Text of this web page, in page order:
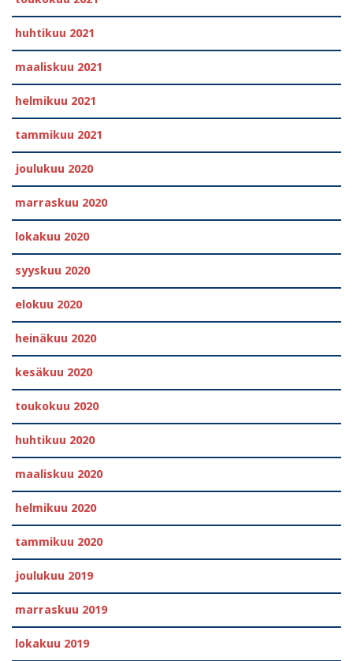
huhtikuu 2021
maaliskuu 2021
helmikuu 2021
tammikuu 2021
joulukuu 2020
marraskuu 2020
lokakuu 2020
syyskuu 2020
elokuu 2020
heinäkuu 2020
kesäkuu 2020
toukokuu 2020
huhtikuu 2020
maaliskuu 2020
helmikuu 2020
tammikuu 2020
joulukuu 2019
marraskuu 2019
lokakuu 2019